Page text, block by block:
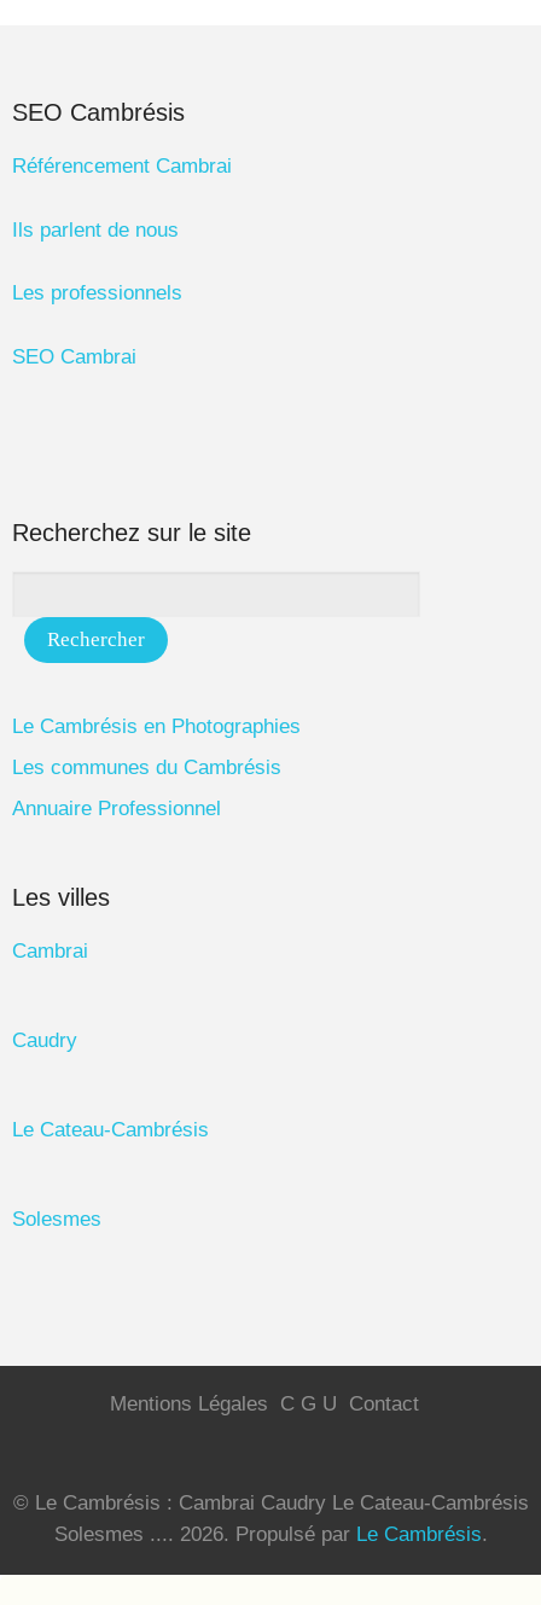
SEO Cambrésis
Référencement Cambrai
Ils parlent de nous
Les professionnels
SEO Cambrai
Recherchez sur le site
Le Cambrésis en Photographies
Les communes du Cambrésis
Annuaire Professionnel
Les villes
Cambrai
Caudry
Le Cateau-Cambrésis
Solesmes
Mentions Légales C G U Contact
© Le Cambrésis : Cambrai Caudry Le Cateau-Cambrésis
Solesmes .... 2026. Propulsé par Le Cambrésis.